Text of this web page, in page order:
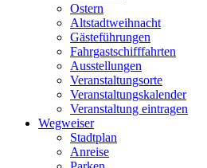
Ostern
Altstadtweihnacht
Gästeführungen
Fahrgastschifffahrten
Ausstellungen
Veranstaltungsorte
Veranstaltungskalender
Veranstaltung eintragen
Wegweiser
Stadtplan
Anreise